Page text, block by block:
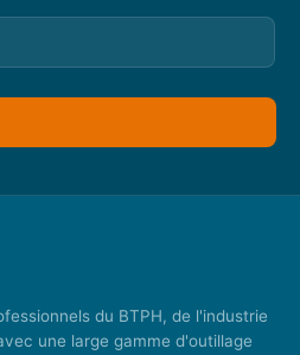
du BTPH, de l'industrie
une large gamme d'outillage